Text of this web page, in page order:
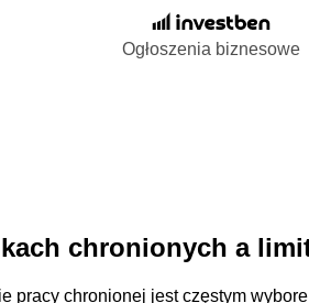
Ogłoszenia biznesowe
chronionych a
pracy chronionej jest częstym